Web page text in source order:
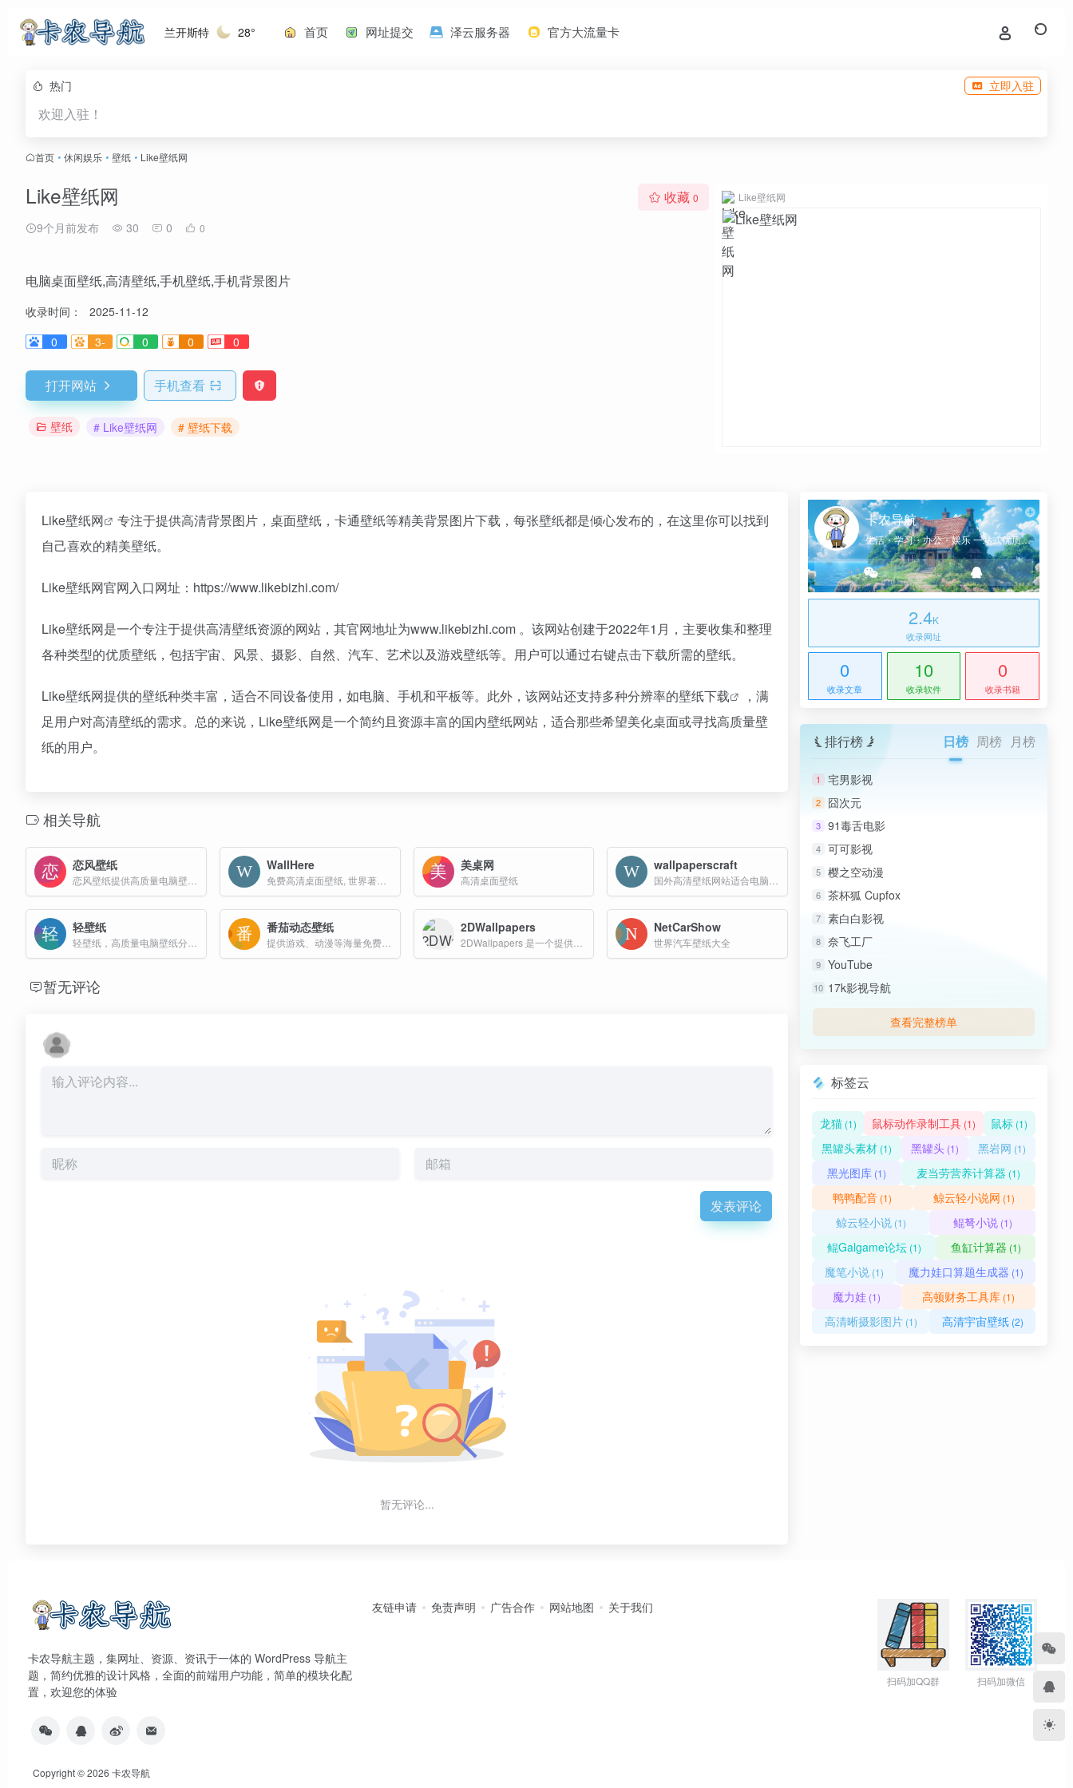
兰开斯特 28° 首页 网址提交 泽云服务器 官方大流量卡
热门 立即入驻
欢迎入驻！
首页 • 休闲娱乐 • 壁纸 • Like壁纸网
Like壁纸网
9个月前发布 30 0 0
收藏 0
电脑桌面壁纸,高清壁纸,手机壁纸,手机背景图片
收录时间：
2025-11-12
0
3- 0 0 0
打开网站 手机查看
壁纸 # Like壁纸网 # 壁纸下载
Like壁纸网
Like壁纸网
专注于提供高清背景图片，桌面壁纸，卡通壁纸等精美背景图片下载，每张壁纸都是倾心发布的，在这里你可以找到
自己喜欢的精美壁纸。
Like壁纸网官网入口网址：https://www.likebizhi.com/
Like壁纸网是一个专注于提供高清壁纸资源的网站，其官网地址为www.likebizhi.com 。该网站创建于2022年1月，主要收集和整理
各种类型的优质壁纸，包括宇宙、风景、摄影、自然、汽车、艺术以及游戏壁纸等。用户可以通过右键点击下载所需的壁纸。
Like壁纸网提供的壁纸种类丰富，适合不同设备使用，如电脑、手机和平板等。此外，该网站还支持多种分辨率的壁纸下载
，满
足用户对高清壁纸的需求。总的来说，Like壁纸网是一个简约且资源丰富的国内壁纸网站，适合那些希望美化桌面或寻找高质量壁
纸的用户。
相关导航
恋风壁纸 WallHere
免费高清桌面壁纸, 世界著名的壁纸网站,需注册后下载
美桌网
高清桌面壁纸
wallpaperscraft
轻壁纸 番茄动态壁纸
提供游戏、动漫等海量免费高清动态桌面资源
2DWallpapers
2DWallpapers 是一个提供高质量动漫和游戏壁纸的网站，用户可以轻松找到并下载自己喜欢的壁纸。
NetCarShow
世界汽车壁纸大全
暂无评论
发表评论
暂无评论...
卡农导航
生活・学习・办公・娱乐 一站式优质网址导航
2.4K
收录网址
0
收录文章
10
收录软件
0
收录书籍
排行榜 日榜 周榜 月榜
1 宅男影视
2 囧次元
3 91毒舌电影
4 可可影视
5 樱之空动漫
6 茶杯狐 Cupfox
7 素白白影视
8 奈飞工厂
9 YouTube
10 17k影视导航
查看完整榜单
标签云
龙猫(1) 鼠标动作录制工具(1) 鼠标 (1)
黑罐头素材 (1) 黑罐头 (1) 黑岩网 (1)
黑光图库 (1) 麦当劳营养计算器 (1)
鸭鸭配音 (1) 鲸云轻小说网 (1)
鲸云轻小说(1) 鲲弩小说(1)
鲲Galgame论坛(1) 鱼缸计算器 (1)
魔笔小说(1) 魔力娃口算题生成器 (1)
魔力娃 (1) 高顿财务工具库 (1)
高清晰摄影图片(1) 高清宇宙壁纸(2)
卡农导航主题，集网址、资源、资讯于一体的 WordPress 导航主
题，简约优雅的设计风格，全面的前端用户功能，简单的模块化配
置，欢迎您的体验
友链申请 免责声明 广告合作 网站地图 关于我们
扫码加QQ群 扫码加微信
Copyright © 2026 卡农导航